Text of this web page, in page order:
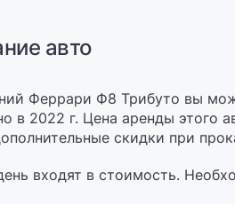
авто
Феррари Ф8 Трибуто вы
в 2022 г. Цена аренды этого
скидки при
входят в стоимость.